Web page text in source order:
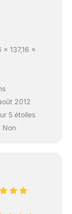
x 137,16 x
2012
5 étoiles
Non